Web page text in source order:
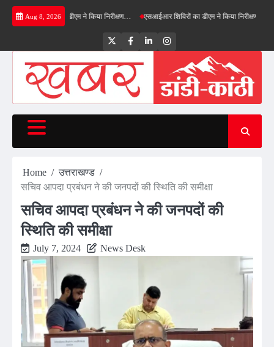
Skip
Aug 8, 2026
का डीएम ने किया निरीक्षण… एसआईआर शिविरों का डीएम ने किया निरीक्षण, बोले—कोई
TwitterFacebookLinkedInInstagram
Home
उत्तराखण्ड
सचिव आपदा प्रबंधन ने की जनपदों की स्थिति की समीक्षा
सचिव आपदा प्रबंधन ने की जनपदों की
स्थिति की समीक्षा
July 7, 2024 News Desk